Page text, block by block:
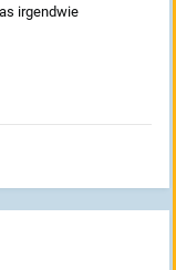
irgendwie